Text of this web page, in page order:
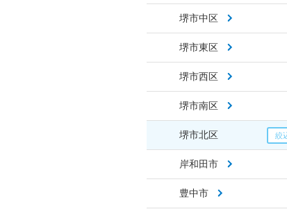
堺市中区
堺市東区
堺市西区
堺市南区
堺市北区
岸和田市
豊中市